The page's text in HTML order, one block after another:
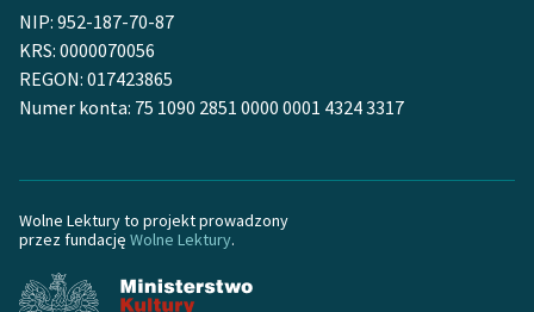
NIP: 952-187-70-87
KRS: 0000070056
REGON: 017423865
Numer konta: 75 1090 2851 0000 0001 4324 3317
Wolne Lektury to projekt prowadzony
przez fundację Wolne Lektury.